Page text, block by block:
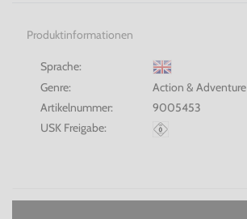
Produktinformationen
Sprache:
Genre:
Action & Adventure
Artikelnummer:
9005453
USK Freigabe: